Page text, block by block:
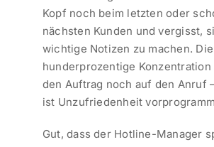
Kopf noch beim letzten oder
nächsten Kunden und vergisst,
wichtige Notizen zu machen. Die
hunderprozentige
den Auftrag noch auf den Anruf
ist Unzufriedenheit
Gut, dass der Hotline-Manager